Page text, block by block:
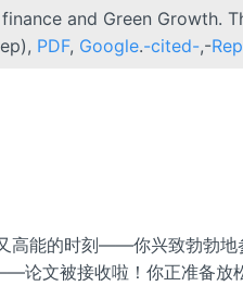
and Green Growth.
PDF, Google.-cited-,-
高能的时刻——你兴致勃勃地
论文被接收啦！你正准备放